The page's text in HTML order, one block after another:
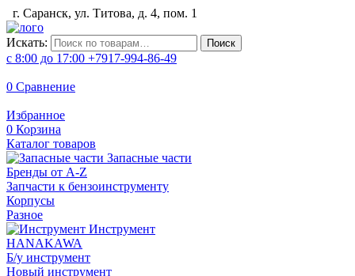
г. Саранск, ул. Титова, д. 4, пом. 1
Искать: Поиск
с 8:00 до 17:00 +7917-994-86-49
0 Сравнение
Избранное
0 Корзина
Каталог товаров
Запасные части
Бренды от A-Z
Запчасти к бензоинструменту
Корпусы
Разное
Инструмент
HANAKAWA
Б/у инструмент
Новый инструмент